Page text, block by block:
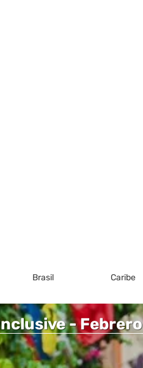
Brasil Caribe
- Febrero